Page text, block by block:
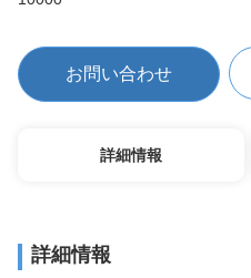
お問い合わせ
詳細情報
詳細情報